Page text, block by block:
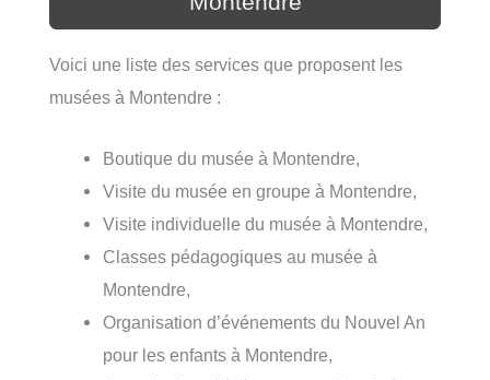
Voici une liste des services que proposent les
musées à Montendre :
Boutique du musée à Montendre,
Visite du musée en groupe à Montendre,
Visite individuelle du musée à Montendre,
Classes pédagogiques au musée à
Montendre,
Organisation d’événements du Nouvel An
pour les enfants à Montendre,